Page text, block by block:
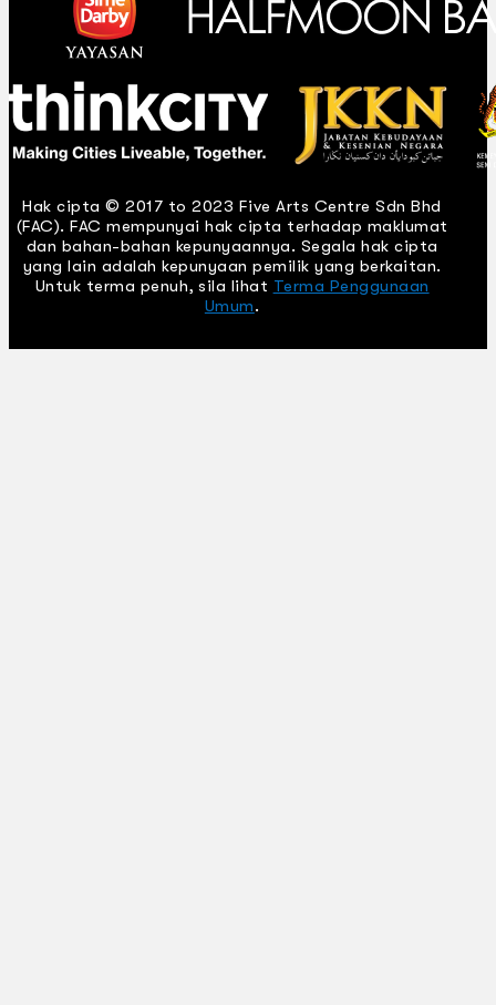
Hak cipta © 2017 to 2023 Five Arts Centre Sdn Bhd
(FAC). FAC mempunyai hak cipta terhadap maklumat
dan bahan-bahan kepunyaannya. Segala hak cipta
yang lain adalah kepunyaan pemilik yang berkaitan.
Untuk terma penuh, sila lihat Terma Penggunaan
Umum.